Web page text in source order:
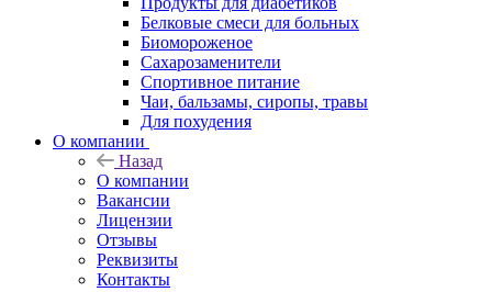
Белковые смеси для больных
Биомороженое
Сахарозаменители
Спортивное питание
Чаи, бальзамы, сиропы, травы
Для похудения
О компании
Назад
О компании
Вакансии
Лицензии
Отзывы
Реквизиты
Контакты